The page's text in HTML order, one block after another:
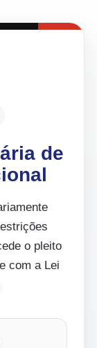
de
o pleito
com a Lei